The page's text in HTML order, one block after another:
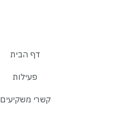
דף הבית
פעילות
קשרי משקיעים